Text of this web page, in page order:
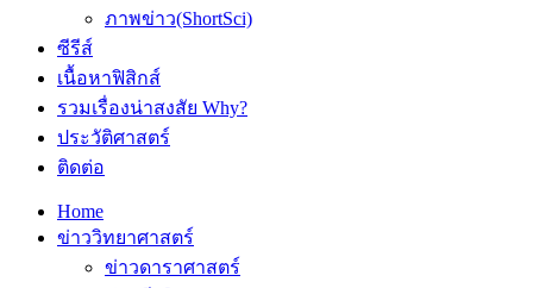
ภาพข่าว(ShortSci)
ซีรีส์
เนื้อหาฟิสิกส์
รวมเรื่องน่าสงสัย Why?
ประวัติศาสตร์
ติดต่อ
Home
ข่าววิทยาศาสตร์
ข่าวดาราศาสตร์